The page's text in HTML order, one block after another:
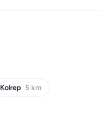
Kolrep 5 km